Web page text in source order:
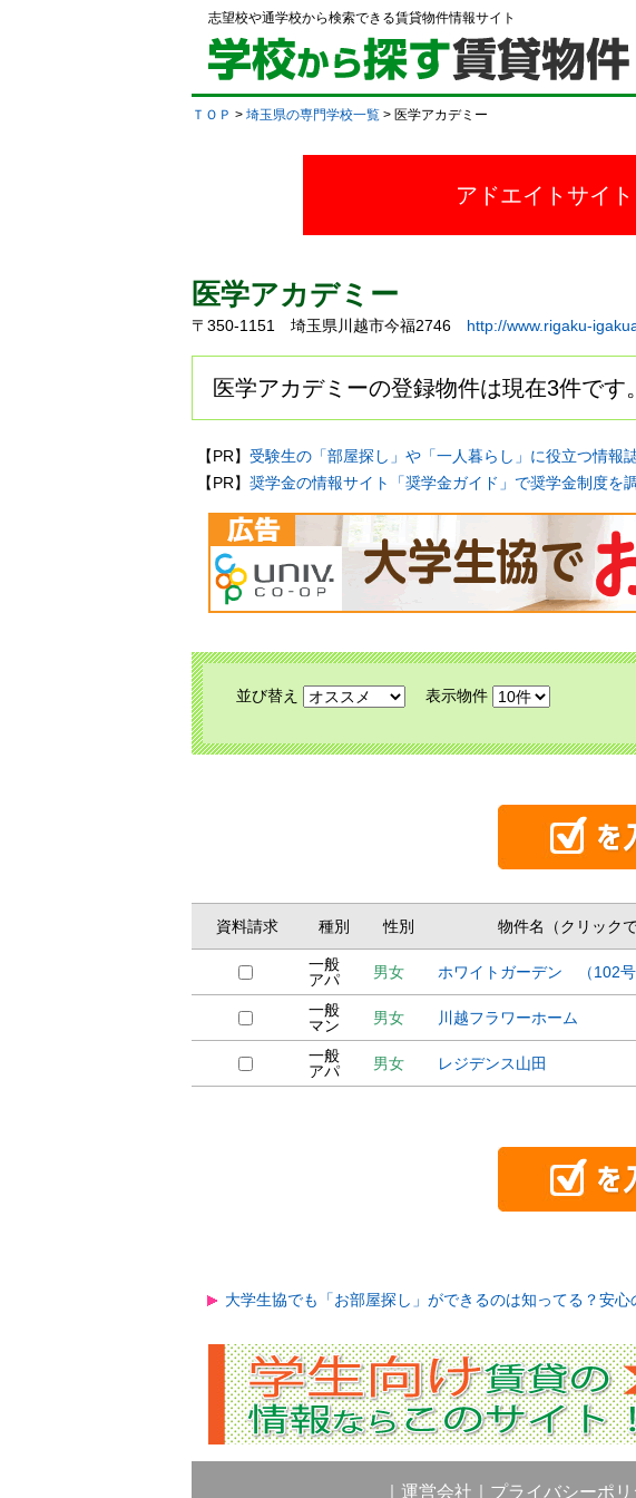
志望校や通学校から検索できる賃貸物件情報サイト
ＴＯＰ > 埼玉県の専門学校一覧 > 医学アカデミー
アドエイトサイト
医学アカデミー
〒350-1151 埼玉県川越市今福2746 http://www.rigaku-
医学アカデミーの登録物件は現在3件です。
【PR】 受験生の「部屋探し」や「一人暮らし」に役立つ情報
【PR】 奨学金の情報サイト「奨学金ガイド」で奨学金制度を
並び替え 表示物件
資料請求 種別 性別 物件名（クリック
一般
アパ
男女 ホワイトガーデン （102号
一般
マン
男女 川越フラワーホーム
一般
アパ
男女 レジデンス山田
大学生協でも「お部屋探し」ができるのは知ってる？安心
運営会社 プライバシーポリ